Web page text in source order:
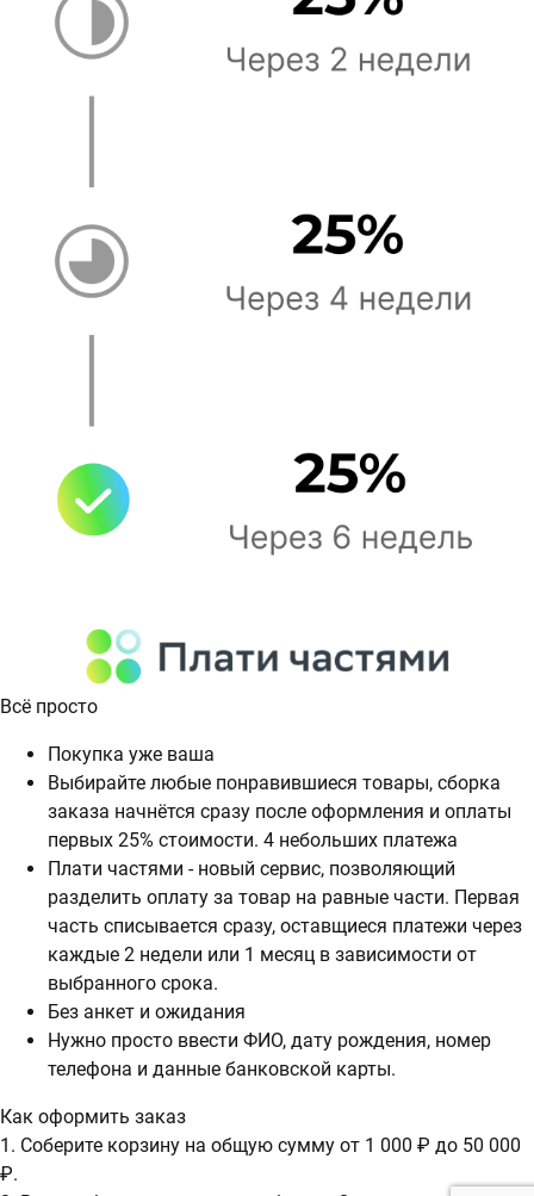
Всё просто
Покупка уже ваша
Выбирайте любые понравившиеся товары, сборка
заказа начнётся сразу после оформления и оплаты
первых 25% стоимости. 4 небольших платежа
Плати частями - новый сервис, позволяющий
разделить оплату за товар на равные части. Первая
часть списывается сразу, оставщиеся платежи через
каждые 2 недели или 1 месяц в зависимости от
выбранного срока.
Без анкет и ожидания
Нужно просто ввести ФИО, дату рождения, номер
телефона и данные банковской карты.
Как оформить заказ
1. Соберите корзину на общую сумму от 1 000 ₽ до 50 000
₽.